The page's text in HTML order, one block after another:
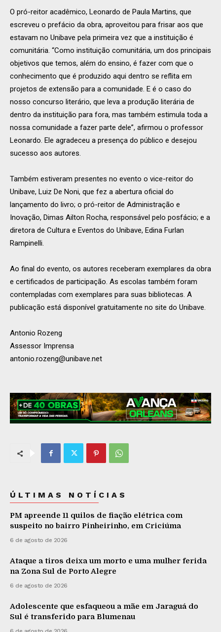
O pró-reitor acadêmico, Leonardo de Paula Martins, que
escreveu o prefácio da obra, aproveitou para frisar aos que
estavam no Unibave pela primeira vez que a instituição é
comunitária. “Como instituição comunitária, um dos principais
objetivos que temos, além do ensino, é fazer com que o
conhecimento que é produzido aqui dentro se reflita em
projetos de extensão para a comunidade. E é o caso do
nosso concurso literário, que leva a produção literária de
dentro da instituição para fora, mas também estimula toda a
nossa comunidade a fazer parte dele”, afirmou o professor
Leonardo. Ele agradeceu a presença do público e desejou
sucesso aos autores.
Também estiveram presentes no evento o vice-reitor do
Unibave, Luiz De Noni, que fez a abertura oficial do
lançamento do livro; o pró-reitor de Administração e
Inovação, Dimas Ailton Rocha, responsável pelo posfácio; e a
diretora de Cultura e Eventos do Unibave, Edina Furlan
Rampinelli.
Ao final do evento, os autores receberam exemplares da obra
e certificados de participação. As escolas também foram
contempladas com exemplares para suas bibliotecas. A
publicação está disponível gratuitamente no site do Unibave.
Antonio Rozeng
Assessor Imprensa
antonio.rozeng@unibave.net
ÚLTIMAS NOTÍCIAS
PM apreende 11 quilos de fiação elétrica com
suspeito no bairro Pinheirinho, em Criciúma
6 de agosto de 2026
Ataque a tiros deixa um morto e uma mulher ferida
na Zona Sul de Porto Alegre
6 de agosto de 2026
Adolescente que esfaqueou a mãe em Jaraguá do
Sul é transferido para Blumenau